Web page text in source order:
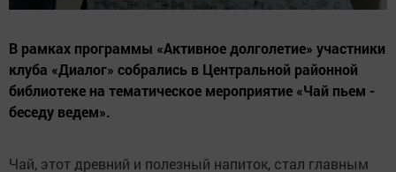
В рамках программы «Активное долголетие» участники
клуба «Диалог» собрались в Центральной районной
библиотеке на тематическое мероприятие «Чай пьем -
беседу ведем».
Чай, этот древний и полезный напиток, стал главным